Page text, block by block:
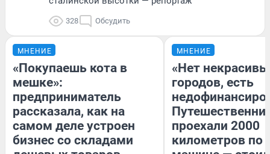
328 Обсудить
МНЕНИЕ
«Покупаешь кота в
мешке»:
предприниматель
рассказала, как на
самом деле устроен
бизнес со складами
МНЕНИЕ
«Нет
городов, есть
проехали 2000
километров по